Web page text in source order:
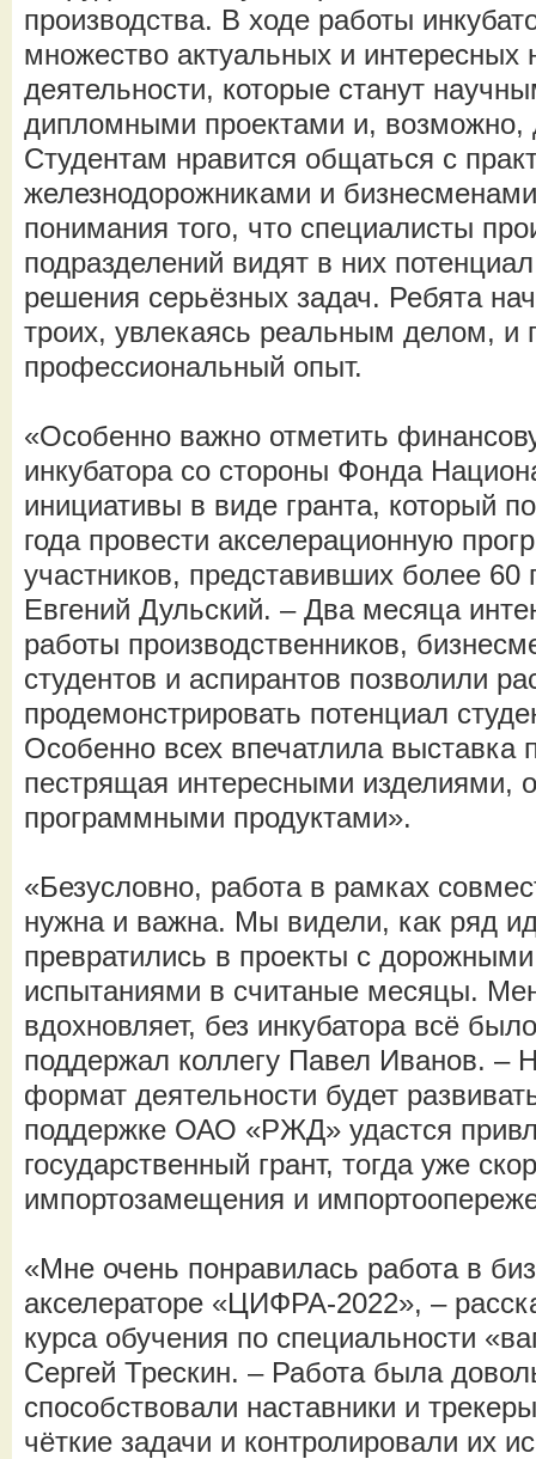
производства. В ходе работы
множество актуальных и интересных
деятельности, которые станут
дипломными проектами и, возможно,
Студентам нравится общаться с
железнодорожниками и
понимания того, что специалисты
подразделений видят в них
решения серьёзных задач. Ребята
троих, увлекаясь реальным делом, и
профессиональный опыт.
«Особенно важно отметить
инкубатора со стороны Фонда
инициативы в виде гранта, который
года провести акселерационную
участников, представивших более 60
Евгений Дульский. – Два месяца
работы производственников,
студентов и аспирантов позволили
продемонстрировать потенциал
Особенно всех впечатлила выставка
пестрящая интересными изделиями,
программными продуктами».
«Безусловно, работа в рамках
нужна и важна. Мы видели, как ряд
превратились в проекты с
испытаниями в считаные месяцы.
вдохновляет, без инкубатора всё
поддержал коллегу Павел Иванов. –
формат деятельности будет
поддержке ОАО «РЖД» удастся
государственный грант, тогда уже
импортозамещения и
«Мне очень понравилась работа в
акселераторе «ЦИФРА-2022», –
курса обучения по специальности
Сергей Трескин. – Работа была
способствовали наставники и
чёткие задачи и контролировали их